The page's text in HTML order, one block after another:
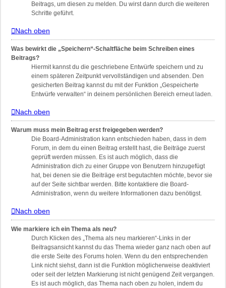
Beitrags, um diesen zu melden. Du wirst dann durch die weiteren
Schritte geführt.
Nach oben
Was bewirkt die „Speichern“-Schaltfläche beim Schreiben eines
Beitrags?
Hiermit kannst du die geschriebene Entwürfe speichern und zu
einem späteren Zeitpunkt vervollständigen und absenden. Den
gesicherten Beitrag kannst du mit der Funktion „Gespeicherte
Entwürfe verwalten“ in deinem persönlichen Bereich erneut laden.
Nach oben
Warum muss mein Beitrag erst freigegeben werden?
Die Board-Administration kann entschieden haben, dass in dem
Forum, in dem du einen Beitrag erstellt hast, die Beiträge zuerst
geprüft werden müssen. Es ist auch möglich, dass die
Administration dich zu einer Gruppe von Benutzern hinzugefügt
hat, bei denen sie die Beiträge erst begutachten möchte, bevor sie
auf der Seite sichtbar werden. Bitte kontaktiere die Board-
Administration, wenn du weitere Informationen dazu benötigst.
Nach oben
Wie markiere ich ein Thema als neu?
Durch Klicken des „Thema als neu markieren“-Links in der
Beitragsansicht kannst du das Thema wieder ganz nach oben auf
die erste Seite des Forums holen. Wenn du den entsprechenden
Link nicht siehst, dann ist die Funktion möglicherweise deaktiviert
oder seit der letzten Markierung ist nicht genügend Zeit vergangen.
Es ist auch möglich, das Thema nach oben zu holen, indem du